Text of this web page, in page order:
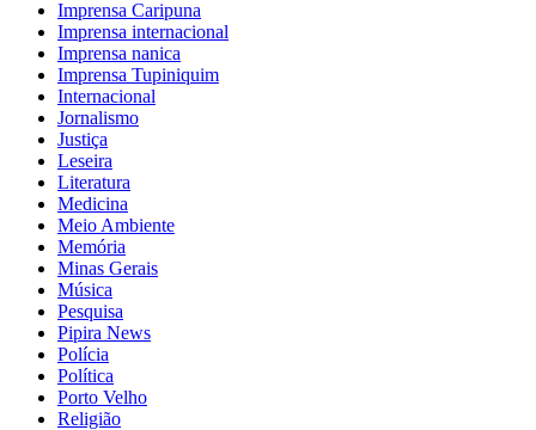
Imprensa Caripuna
Imprensa internacional
Imprensa nanica
Imprensa Tupiniquim
Internacional
Jornalismo
Justiça
Leseira
Literatura
Medicina
Meio Ambiente
Memória
Minas Gerais
Música
Pesquisa
Pipira News
Polícia
Política
Porto Velho
Religião